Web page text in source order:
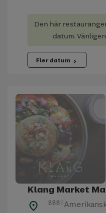
Den här
datum.
Fler datum chevron_right
Klang Market
place $$$ $